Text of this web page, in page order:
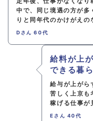
中で、 同じ境遇の方が多
りと 同年代のかけがえの
Dさん 60代
給料が上
できる暮
給与が上がら
苦しく上京も
稼げる仕事が
Eさん 40代